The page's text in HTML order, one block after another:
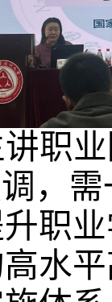
职
，
职
水